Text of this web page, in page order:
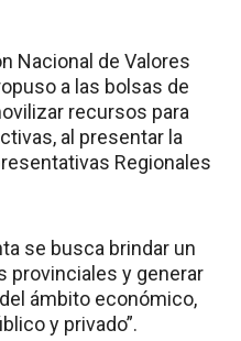
Nacional de Valores
a las bolsas de
recursos para
al presentar la
Regionales
se busca brindar un
provinciales y generar
ámbito económico,
y privado”.